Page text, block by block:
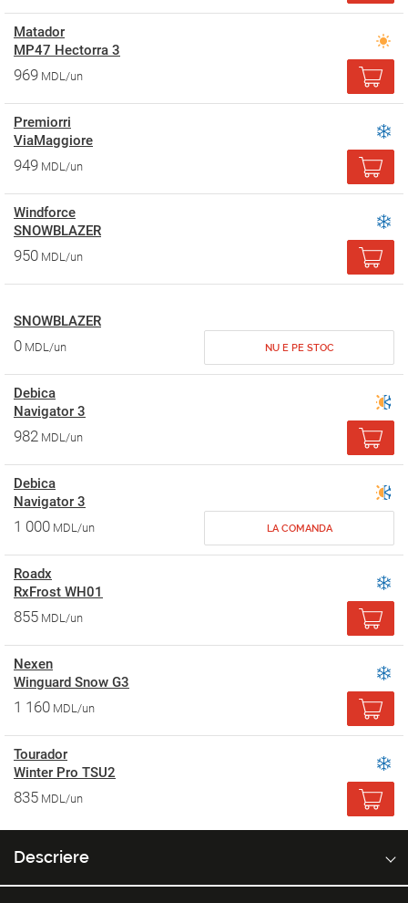
Matador
MP47 Hectorra 3
969 MDL/un
Premiorri
ViaMaggiore
949 MDL/un
Windforce
SNOWBLAZER
950 MDL/un
SNOWBLAZER
0 MDL/un NU E PE STOC
Debica
Navigator 3
982 MDL/un
Debica
Navigator 3
1 000 MDL/un LA COMANDA
Roadx
RxFrost WH01
855 MDL/un
Nexen
Winguard Snow G3
1 160 MDL/un
Tourador
Winter Pro TSU2
835 MDL/un
Descriere